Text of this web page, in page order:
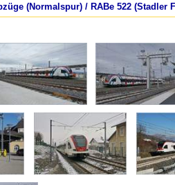
(Normalspur) / RABe 522 (Stadler